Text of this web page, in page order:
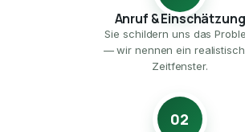
Anruf & Einschätzung
Sie schildern uns das
— wir nennen ein
Zeitfenster.
02